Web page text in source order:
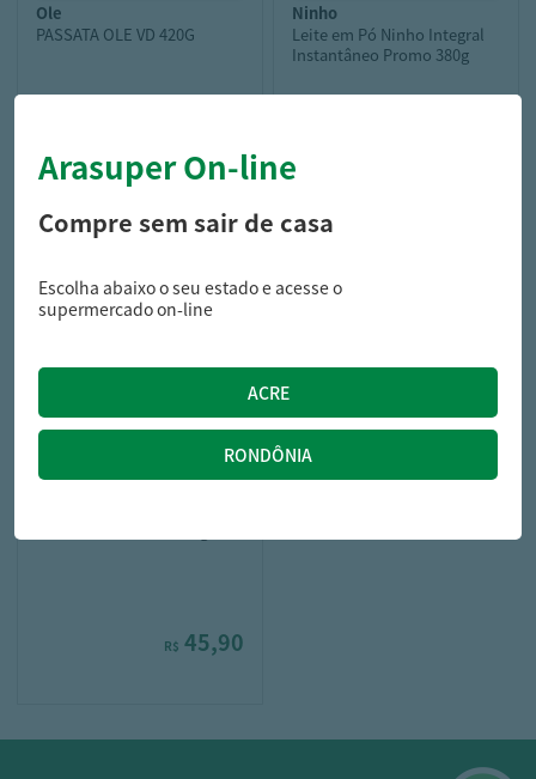
ole
PASSATA OLE VD 420G
R$ 13,99
ninho
Leite em Pó Ninho Integral
Instantâneo Promo 380g
R$ 45,90
Arasuper On-line
Compre sem sair de casa
Escolha abaixo o seu estado e acesse o
supermercado on-line